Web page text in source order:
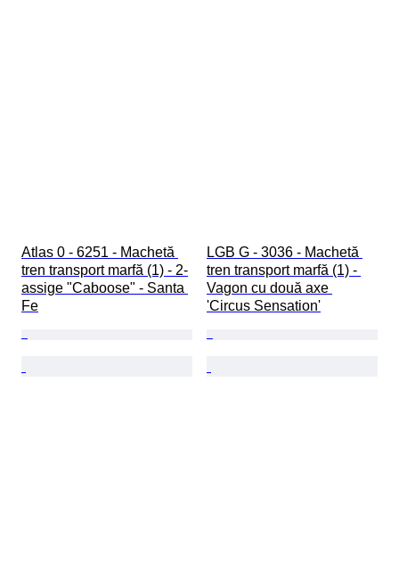
Atlas 0 - 6251 - Machetă
tren transport marfă (1) - 2-
assige "Caboose" - Santa
Fe
LGB G - 3036 - Machetă
tren transport marfă (1) -
Vagon cu două axe
'Circus Sensation'